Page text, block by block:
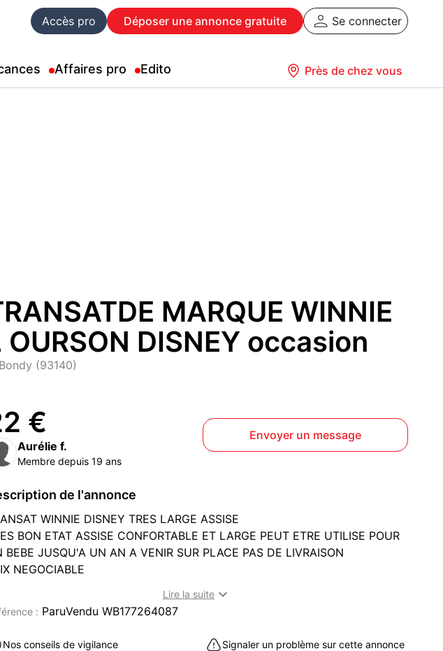
Accès pro Déposer une annonce gratuite Se connecter
Affaires pro Edito Près de chez vous
MARQUE WINNIE
OURSON DISNEY occasion
Bondy (93140)
€
Aurélie f.
Membre depuis 19 ans
Envoyer un message
de l'annonce
WINNIE DISNEY TRES LARGE ASSISE
BON ETAT ASSISE CONFORTABLE ET LARGE PEUT ETRE UTILISE POUR
BEBE JUSQU'A UN AN A VENIR SUR PLACE PAS DE LIVRAISON
NEGOCIABLE
Lire la suite 
: ParuVendu WB177264087
Nos conseils de vigilance Signaler un problème sur cette annonce